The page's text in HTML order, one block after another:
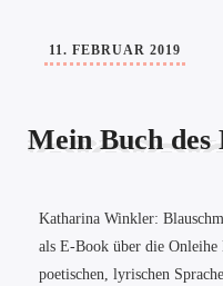
11. FEBRUAR 2019
Mein Buch
Katharina Winkler:
als E-Book über die Onleihe
poetischen, lyrischen